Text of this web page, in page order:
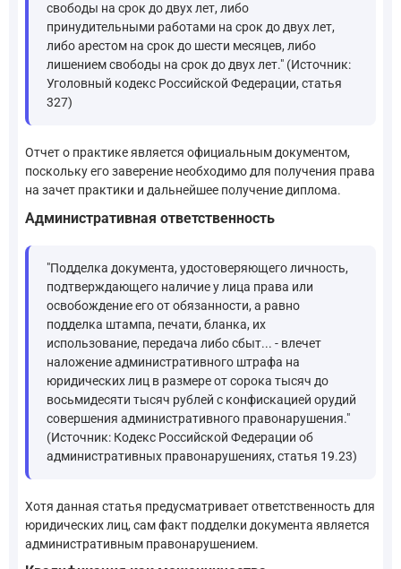
свободы на срок до двух лет, либо
принудительными работами на срок до двух лет,
либо арестом на срок до шести месяцев, либо
лишением свободы на срок до двух лет." (Источник:
Уголовный кодекс Российской Федерации, статья
327)
Отчет о практике является официальным документом,
поскольку его заверение необходимо для получения права
на зачет практики и дальнейшее получение диплома.
Административная ответственность
"Подделка документа, удостоверяющего личность,
подтверждающего наличие у лица права или
освобождение его от обязанности, а равно
подделка штампа, печати, бланка, их
использование, передача либо сбыт... - влечет
наложение административного штрафа на
юридических лиц в размере от сорока тысяч до
восьмидесяти тысяч рублей с конфискацией орудий
совершения административного правонарушения."
(Источник: Кодекс Российской Федерации об
административных правонарушениях, статья 19.23)
Хотя данная статья предусматривает ответственность для
юридических лиц, сам факт подделки документа является
административным правонарушением.